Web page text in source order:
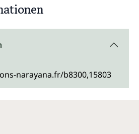
narayana.fr/b8300,15803